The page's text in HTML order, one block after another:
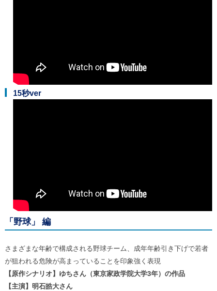
15秒ver
「野球」 編
さまざまな年齢で構成される野球チーム、成年年齢引き下げで若者
が狙われる危険が高まっていることを印象強く表現
【原作シナリオ】ゆちさん（東京家政学院大学3年）の作品
【主演】 明石皓大さん